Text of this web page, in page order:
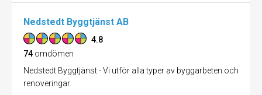
Nedstedt Byggtjänst AB
4.8
74 omdömen
Nedstedt Byggtjänst - Vi utför alla typer av byggarbeten och
renoveringar.